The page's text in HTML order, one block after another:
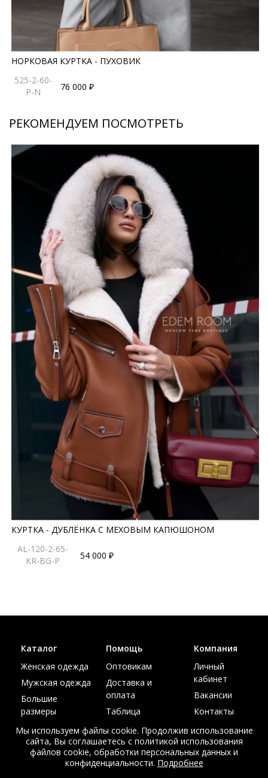
НОРКОВАЯ КУРТКА - ПУХОВИК
525-2-60-
P-N
76 000 ₽
РЕКОМЕНДУЕМ ПОСМОТРЕТЬ
КУРТКА - ДУБЛЁНКА С МЕХОВЫМ КАПЮШОНОМ
AL-120-2-65-
KR-BG-P
54 000 ₽
Каталог
Женская одежда
Мужская одежда
Большие
размеры
Акции
Помощь
Оптовикам
Доставка и
оплата
Таблица
Компания
Личный
кабинет
Вакансии
Контакты
Мы используем файлы cookie. Продолжив использование
сайта, Вы соглашаетесь с политикой использования
файлов cookie, обработки персональных данных и
конфиденциальности. Подробнее